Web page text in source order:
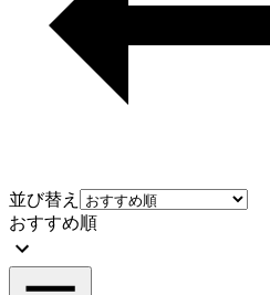
並び替え
おすすめ順